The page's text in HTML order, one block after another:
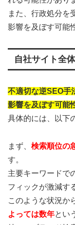
また、行政処分を
影響を及ぼす可能
自社サイト全
不適切な逆SEO手
影響を及ぼす可能
具体的には、以下
まず、 検索順位の
す。
主要キーワードで
フィックが激減す
このような状況か
よっては数年とい